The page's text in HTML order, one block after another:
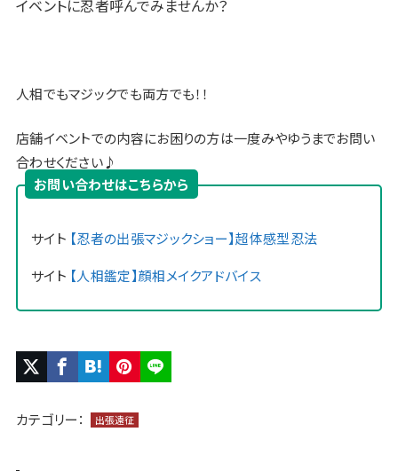
イベントに忍者呼んでみませんか？
人相でもマジックでも両方でも！！
店舗イベントでの内容にお困りの方は一度みやゆうまでお問い
合わせください♪
お問い合わせはこちらから
サイト 【忍者の出張マジックショー】超体感型忍法
サイト 【人相鑑定】顔相メイクアドバイス
カテゴリー： 出張遠征